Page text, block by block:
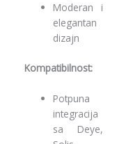
Moderan i
elegantan
dizajn
Kompatibilnost:
Potpuna
integracija
sa Deye,